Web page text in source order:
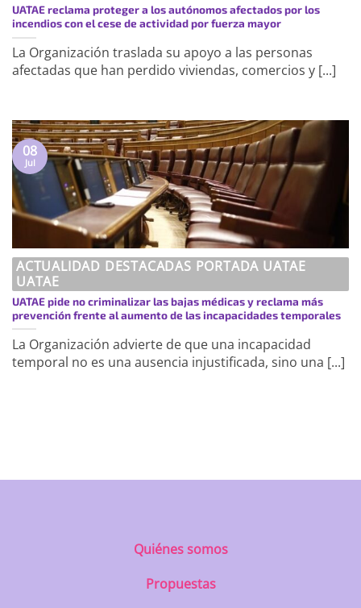
UATAE reclama proteger a los autónomos afectados por los
incendios con el cese de actividad por fuerza mayor
La Organización traslada su apoyo a las personas
afectadas que han perdido viviendas, comercios y [...]
ACTUALIDAD DESTACADAS PORTADA UATAE
UATAE
UATAE pide no criminalizar las bajas médicas y reclama más
prevención frente al aumento de las incapacidades temporales
La Organización advierte de que una incapacidad
temporal no es una ausencia injustificada, sino una [...]
08
Jul
best-first/
Quiénes somos
Propuestas